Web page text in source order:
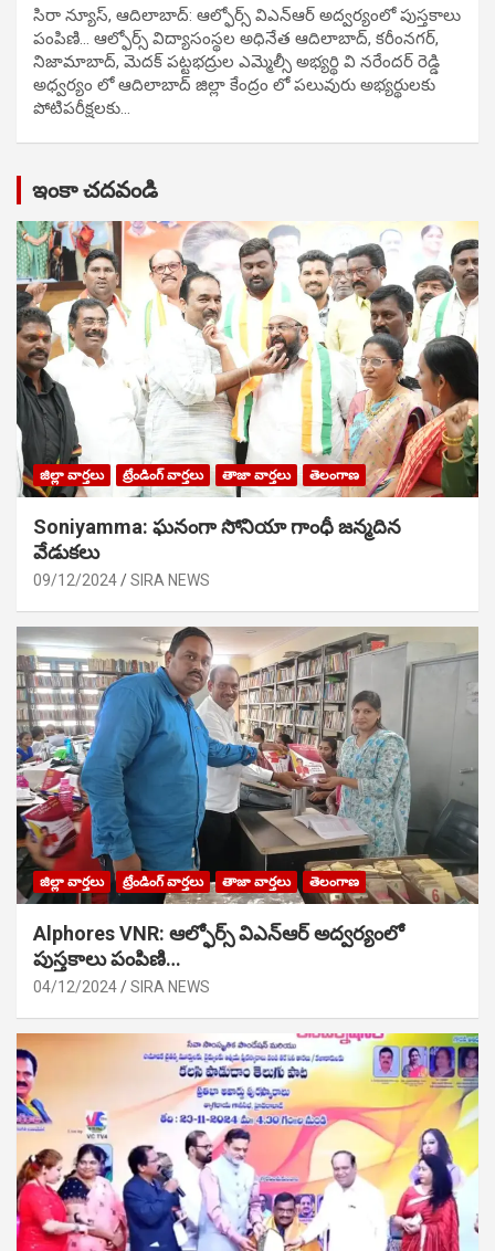
సిరా న్యూస్, ఆదిలాబాద్: ఆల్ఫోర్స్ విఎన్ఆర్ అద్వర్యంలో పుస్తకాలు
పంపిణి… ఆల్ఫోర్స్ విద్యాసంస్థల అధినేత ఆదిలాబాద్, కరీంనగర్,
నిజామాబాద్, మెదక్ పట్టభద్రుల ఎమ్మెల్సీ అభ్యర్థి వి నరేందర్ రెడ్డి
అధ్వర్యం లో ఆదిలాబాద్ జిల్లా కేంద్రం లో పలువురు అభ్యర్థులకు
పోటిప‌రీక్ష‌ల‌కు…
ఇంకా చదవండి
జిల్లా వార్తలు ట్రేండింగ్ వార్తలు తాజా వార్తలు తెలంగాణ
Soniyamma: ఘ‌నంగా సోనియా గాంధీ జ‌న్మ‌దిన
వేడుక‌లు
09/12/2024 SIRA NEWS
జిల్లా వార్తలు ట్రేండింగ్ వార్తలు తాజా వార్తలు తెలంగాణ
Alphores VNR: ఆల్ఫోర్స్ విఎన్ఆర్ అద్వర్యంలో
పుస్తకాలు పంపిణి…
04/12/2024 SIRA NEWS